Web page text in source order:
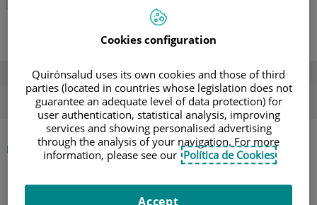
DESTACADOS
ola de calor verano sol
INICIO|ETIQUETA
parálisis facial
Cookies configuration
Quirónsalud uses its own cookies and those of third
parties (located in countries whose legislation does not
guarantee an adequate level of data protection) for
user authentication, statistical analysis, improving
services and showing personalised advertising
through the analysis of your navigation. For more
information, please see our Política de Cookies
Accept